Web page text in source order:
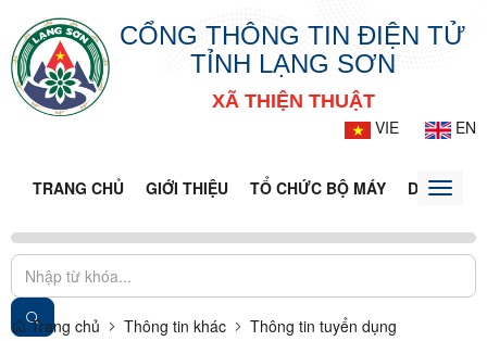
CỔNG THÔNG TIN ĐIỆN TỬ
TỈNH LẠNG SƠN
XÃ THIỆN THUẬT
VIE
EN
TRANG CHỦ GIỚI THIỆU TỔ CHỨC BỘ MÁY DOANH
Toggle
Trang chủ Thông tin khác Thông tin tuyển dụng